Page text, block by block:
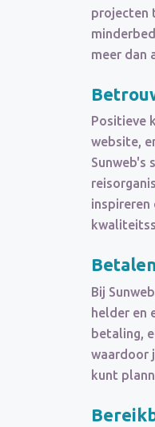
projecten
meer dan
Positieve
website,
Sunweb's
inspireren
Bij
helder en
betaling,
waardoor
kunt